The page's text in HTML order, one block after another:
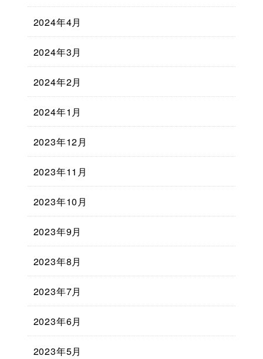
2024年4月
2024年3月
2024年2月
2024年1月
2023年12月
2023年11月
2023年10月
2023年9月
2023年8月
2023年7月
2023年6月
2023年5月